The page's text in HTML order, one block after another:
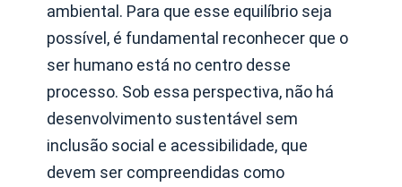
ambiental. Para que esse equilíbrio seja
possível, é fundamental reconhecer que o
ser humano está no centro desse
processo. Sob essa perspectiva, não há
desenvolvimento sustentável sem
inclusão social e acessibilidade, que
devem ser compreendidas como